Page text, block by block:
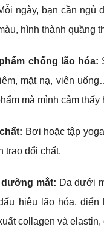
ngày, bạn cần ngủ
hình thành quầng
chống lão hóa:
mặt nạ, viên
mà mình cảm thấy
Bơi hoặc tập
trao đổi chất.
mắt: Da dưới
hiệu lão hóa,
collagen và